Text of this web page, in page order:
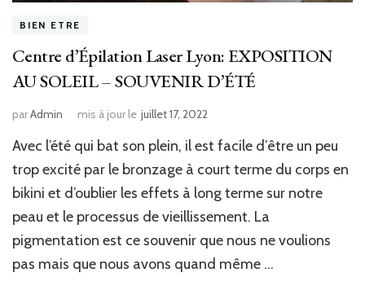
BIEN ETRE
Centre d’Épilation Laser Lyon: EXPOSITION
AU SOLEIL – SOUVENIR D’ÉTÉ
parAdmin mis à jour le juillet 17, 2022
Avec l’été qui bat son plein, il est facile d’être un peu
trop excité par le bronzage à court terme du corps en
bikini et d’oublier les effets à long terme sur notre
peau et le processus de vieillissement. La
pigmentation est ce souvenir que nous ne voulions
pas mais que nous avons quand même …